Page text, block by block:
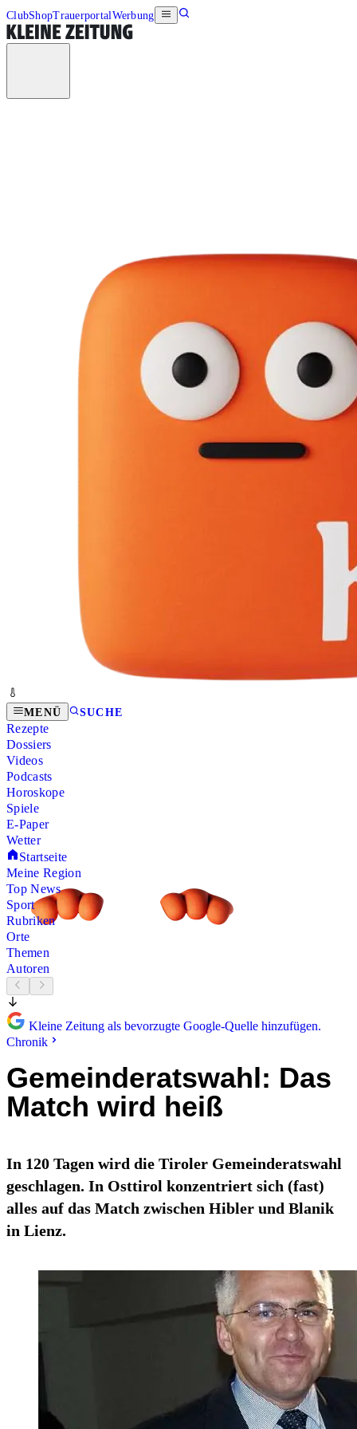
ClubShopTrauerportalWerbung
MENÜ SUCHE
Rezepte
Dossiers
Videos
Podcasts
Horoskope
Spiele
E-Paper
Wetter
Startseite
Meine Region
Top News
Sport
Rubriken
Orte
Themen
Autoren
Kleine Zeitung als bevorzugte Google-Quelle hinzufügen.
Chronik
Gemeinderatswahl: Das
Match wird heiß
In 120 Tagen wird die Tiroler Gemeinderatswahl
geschlagen. In Osttirol konzentriert sich (fast)
alles auf das Match zwischen Hibler und Blanik
in Lienz.